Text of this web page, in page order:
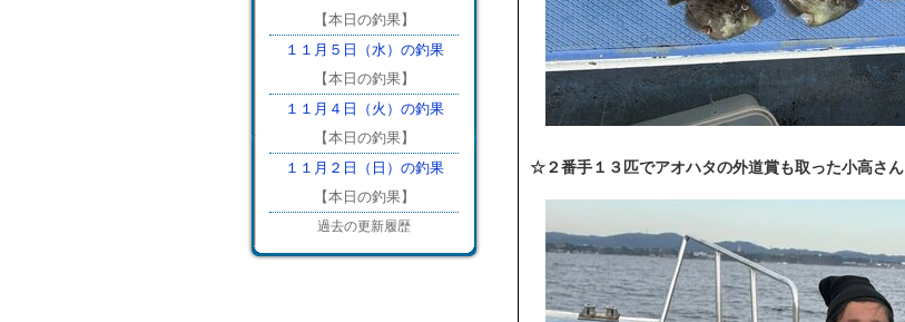
【本日の釣果】
１１月５日（水）の釣果
【本日の釣果】
１１月４日（火）の釣果
【本日の釣果】
１１月２日（日）の釣果
【本日の釣果】
過去の更新履歴
☆２番手１３匹でアオハタの外道賞も取った小高さん